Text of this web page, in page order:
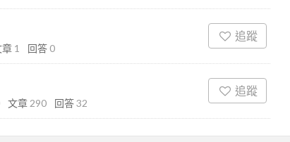
章 1 回答 0
追蹤
文章 290 回答32
追蹤